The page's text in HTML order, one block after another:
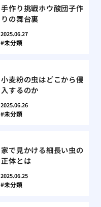
手作り挑戦ホウ酸団子作
りの舞台裏
2025.06.27
未分類
小麦粉の虫はどこから侵
入するのか
2025.06.26
未分類
家で見かける細長い虫の
正体とは
2025.06.25
未分類